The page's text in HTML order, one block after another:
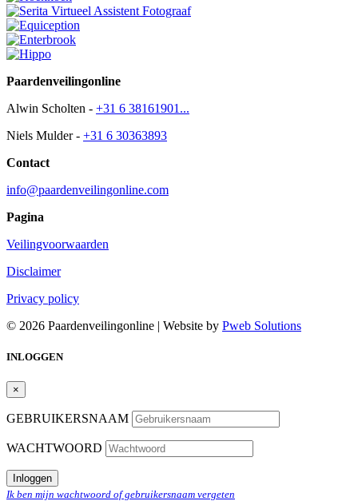
Paardenveilingonline
Alwin Scholten - +31 6 38161901...
Niels Mulder - +31 6 30363893
Contact
info@paardenveilingonline.com
Pagina
Veilingvoorwaarden
Disclaimer
Privacy policy
© 2026 Paardenveilingonline | Website by Pweb Solutions
INLOGGEN
×
GEBRUIKERSNAAM
WACHTWOORD
Inloggen
Ik ben mijn wachtwoord of gebruikersnaam vergeten